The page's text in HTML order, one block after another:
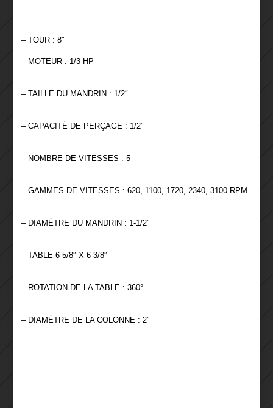
– TOUR : 8″
– MOTEUR : 1/3 HP
– TAILLE DU MANDRIN : 1/2″
– CAPACITÉ DE PERÇAGE : 1/2″
– NOMBRE DE VITESSES : 5
– GAMMES DE VITESSES : 620, 1100, 1720, 2340, 3100 RPM
– DIAMÈTRE DU MANDRIN : 1-1/2″
– TABLE 6-5/8″ X 6-3/8″
– ROTATION DE LA TABLE : 360°
– DIAMÈTRE DE LA COLONNE : 2″